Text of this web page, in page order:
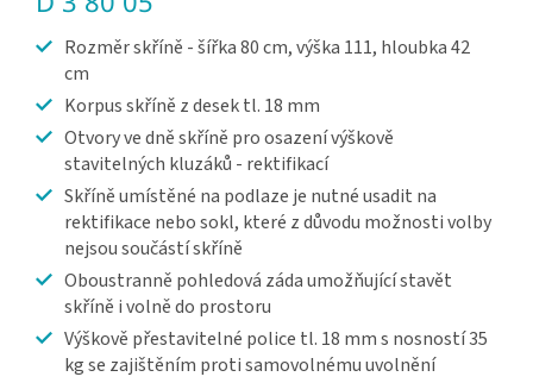
Rozměr skříně - šířka 80 cm, výška 111, hloubka 42
cm
Korpus skříně z desek tl. 18 mm
Otvory ve dně skříně pro osazení výškově
stavitelných kluzáků - rektifikací
Skříně umístěné na podlaze je nutné usadit na
rektifikace nebo sokl, které z důvodu možnosti volby
nejsou součástí skříně
Oboustranně pohledová záda umožňující stavět
skříně i volně do prostoru
Výškově přestavitelné police tl. 18 mm s nosností 35
kg se zajištěním proti samovolnému uvolnění